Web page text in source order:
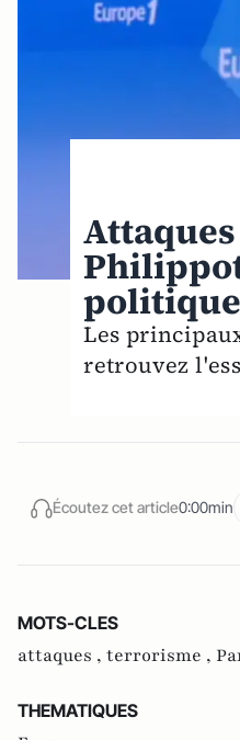
Les
retrouvez
Écoutez cet article0:00min
MOTS-CLES
attaques , terrorisme ,
THEMATIQUES